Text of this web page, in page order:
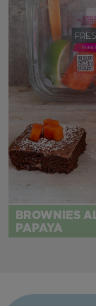
BROWNIES
PAPAYA